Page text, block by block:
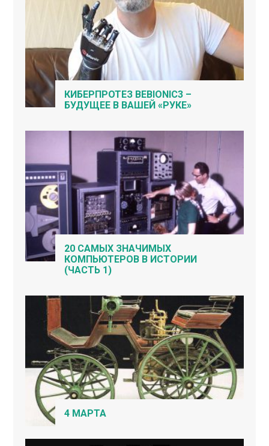
КИБЕРПРОТЕЗ BEBIONIC3 –
БУДУЩЕЕ В ВАШЕЙ «РУКЕ»
20 САМЫХ ЗНАЧИМЫХ
КОМПЬЮТЕРОВ В ИСТОРИИ
(ЧАСТЬ 1)
4 МАРТА